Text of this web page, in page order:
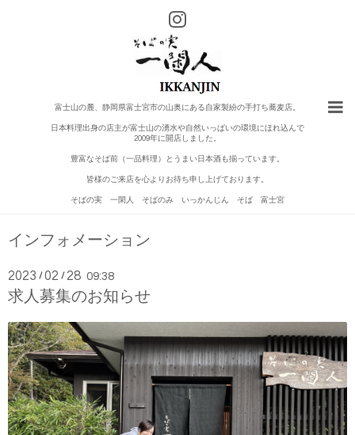
富士山の麓、静岡県富士宮市の山奥にある自家製紛の手打ち蕎麦店。
日本料理出身の店主が富士山の湧水や自然いっぱいの環境にほれ込んで
2009年に開店しました。
豊富なそば前（一品料理）とうまい日本酒も揃っています。
皆様のご来店を心よりお待ち申し上げております。
そばの実 一閑人 そばのみ いっかんじん そば 富士宮
インフォメーション
2023 /02 / 28 09:38
求人募集のお知らせ